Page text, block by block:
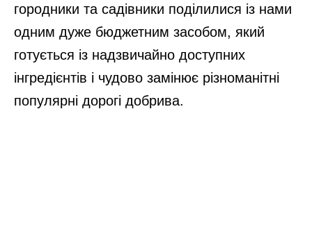
городники та садівники поділилися із нами
одним дуже бюджетним засобом, який
готується із надзвичайно доступних
інгредієнтів і чудово замінює різноманітні
популярні дорогі добрива.